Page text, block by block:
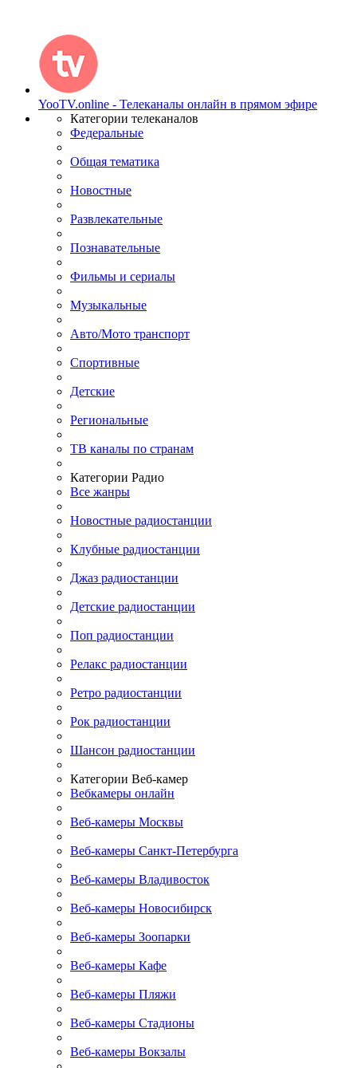
YooTV.online - Телеканалы онлайн в прямом эфире
Категории телеканалов
Федеральные
Общая тематика
Новостные
Развлекательные
Познавательные
Фильмы и сериалы
Музыкальные
Авто/Мото транспорт
Спортивные
Детские
Региональные
ТВ каналы по странам
Категории Радио
Все жанры
Новостные радиостанции
Клубные радиостанции
Джаз радиостанции
Детские радиостанции
Поп радиостанции
Релакс радиостанции
Ретро радиостанции
Рок радиостанции
Шансон радиостанции
Категории Веб-камер
Вебкамеры онлайн
Веб-камеры Москвы
Веб-камеры Санкт-Петербурга
Веб-камеры Владивосток
Веб-камеры Новосибирск
Веб-камеры Зоопарки
Веб-камеры Кафе
Веб-камеры Пляжи
Веб-камеры Стадионы
Веб-камеры Вокзалы